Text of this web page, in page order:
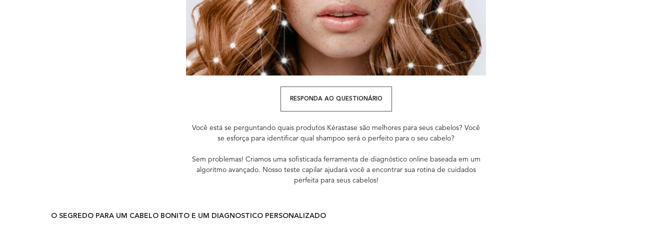
RESPONDA AO QUESTIONÁRIO
Você está se perguntando quais produtos Kérastase são melhores para seus cabelos? Você
se esforça para identificar qual shampoo será o perfeito para o seu cabelo?
Sem problemas! Criamos uma sofisticada ferramenta de diagnóstico online baseada em um
algoritmo avançado. Nosso teste capilar ajudará você a encontrar sua rotina de cuidados
perfeita para seus cabelos!
O SEGREDO PARA UM CABELO BONITO É UM DIAGNÓSTICO PERSONALIZADO